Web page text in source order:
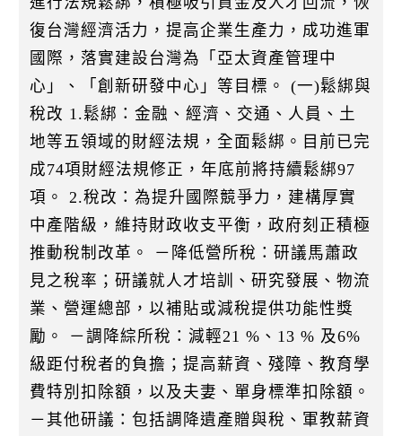
復台灣經濟活力，提高企業生產力，成功進軍
國際，落實建設台灣為「亞太資產管理中
心」、「創新研發中心」等目標。 (一)鬆綁與
稅改 1.鬆綁：金融、經濟、交通、人員、土
地等五領域的財經法規，全面鬆綁。目前已完
成74項財經法規修正，年底前將持續鬆綁97
項。 2.稅改：為提升國際競爭力，建構厚實
中產階級，維持財政收支平衡，政府刻正積極
推動稅制改革。 －降低營所稅：研議馬蕭政
見之稅率；研議就人才培訓、研究發展、物流
業、營運總部，以補貼或減稅提供功能性獎
勵。 －調降綜所稅：減輕21 %、13 % 及6%
級距付稅者的負擔；提高薪資、殘障、教育學
費特別扣除額，以及夫妻、單身標準扣除額。
－其他研議：包括調降遺產贈與稅、軍教薪資